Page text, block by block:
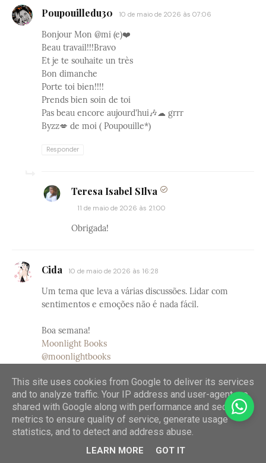
Poupouilledu30 10 de maio de 2026 às 07:06
Bonjour Mon @mi (e)❤️
Beau travail!!!Bravo
Et je te souhaite un très
Bon dimanche
Porte toi bien!!!!
Prends bien soin de toi
Pas beau encore aujourd'hui🎶☁ grrr
Byzz💋 de moi ( Poupouille*)
Responder
Teresa Isabel SIlva
11 de maio de 2026 às 21:00
Obrigada!
Cida 10 de maio de 2026 às 16:28
Um tema que leva a várias discussões. Lidar com
sentimentos e emoções não é nada fácil.
Boa semana!
Moonlight Books
@moonlightbooks
Responder
Teresa Isabel SIlva
This site uses cookies from Google to deliver its services
and to analyze traffic. Your IP address and user-agent are
shared with Google along with performance and security
metrics to ensure quality of service, generate usage
statistics, and to detect and address abuse.
LEARN MORE GOT IT